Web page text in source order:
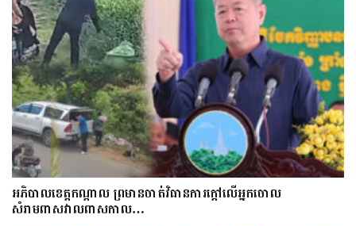
អភិបាលខេត្តកណ្ដាល ព្រមានចាត់វិធានការក្ដៅលើអ្នកចោល
សំរាមពាសវាលពាសកាល…